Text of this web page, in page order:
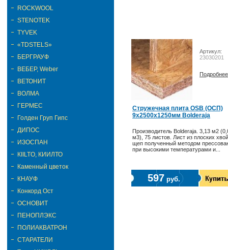
ROCKWOOL
STENOTEK
TYVEK
«TDSTELS»
БЕРГРАУФ
ВЕБЕР, Weber
ВЕТОНИТ
ВОЛМА
ГЕРМЕС
Голден Груп Гипс
ДИПОС
ИЗОСПАН
КIILTO, КИИЛТО
Каменный цветок
КНАУФ
Конкорд Ост
ОСНОВИТ
ПЕНОПЛЭКС
ПОЛИАКВАТРОН
СТАРАТЕЛИ
Артикул:
23030201
Стружечная плита OSB (ОСП)
9х2500х1250мм Bolderaja
Производитель Bolderaja. 3,13 м2
м3), 75 листов. Лист из плоских
щеп полученный методом
при высокими температурами и...
597 руб.